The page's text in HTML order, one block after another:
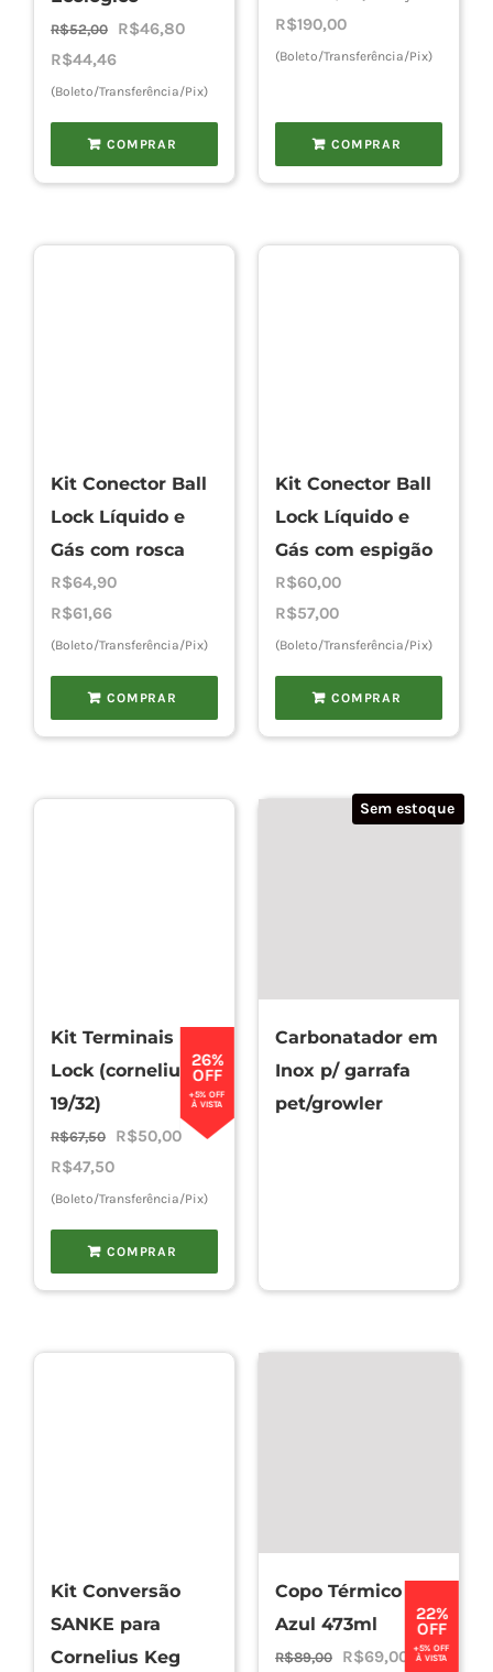
R$52,00
O
preço
original
era:
R$52,00.
R$46,80O
atual
é:
R$44,46
(Boleto/Transferência/Pix)
COMPRAR
R$190,00
(Boleto/Transferência/Pix)
COMPRAR
Kit Conector Ball
Lock Líquido e
Gás com rosca
R$64,90
R$61,66
(Boleto/Transferência/Pix)
COMPRAR
Kit Conector Ball
Lock Líquido e
Gás com espigão
R$60,00
R$57,00
(Boleto/Transferência/Pix)
COMPRAR
26%
OFF
+5% OFF
À VISTA
Kit Terminais Ball
Lock (cornelius
19/32)
R$67,50
O
preço
original
era:
R$67,50.
R$50,00O
atual
é:
R$47,50
(Boleto/Transferência/Pix)
COMPRAR
Sem estoque
Carbonatador em
Inox p/ garrafa
pet/growler
Kit Conversão
SANKE para
Cornelius Keg
22%
OFF
+5% OFF
À VISTA
Copo Térmico
Azul 473ml
R$89,00
O
R$69,00 O